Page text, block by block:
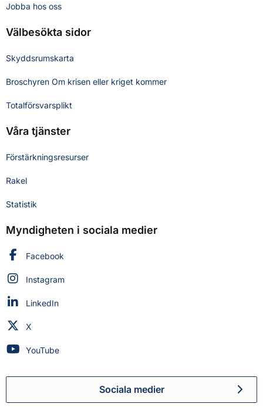
Jobba hos oss
Välbesökta sidor
Skyddsrumskarta
Broschyren Om krisen eller kriget kommer
Totalförsvarsplikt
Våra tjänster
Förstärkningsresurser
Rakel
Statistik
Myndigheten i sociala medier
Myndigheten för civilt försvar på
Facebook
Myndigheten för civilt försvar på
Instagram
Myndigheten för civilt försvar på
LinkedIn
Myndigheten för civilt försvar på
X
Myndigheten för civilt försvar på
YouTube
Myndigheten för civilt
Sociala medier